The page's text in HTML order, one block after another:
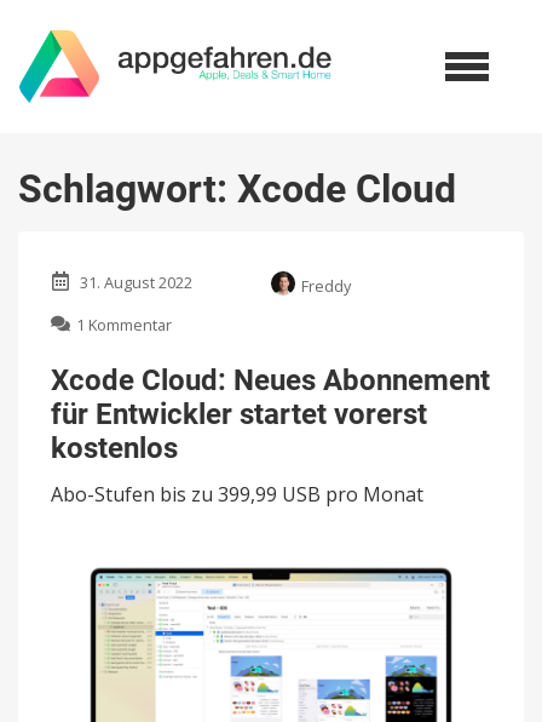
Schlagwort: Xcode Cloud
31. August 2022
Freddy
1 Kommentar
Cloud:
Neues
Abonnement
für
Entwickler
startet
vorerst
Xcode Cloud: Neues Abonnement
für Entwickler startet vorerst
kostenlos
Abo-Stufen bis zu 399,99 USB pro Monat